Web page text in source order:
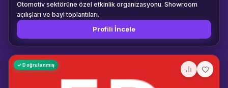
Otomotiv sektörüne özel etkinlik organizasyonu. Showroom
açılışları ve bayi toplantıları.
Profili İncele
✓ Doğrulanmış